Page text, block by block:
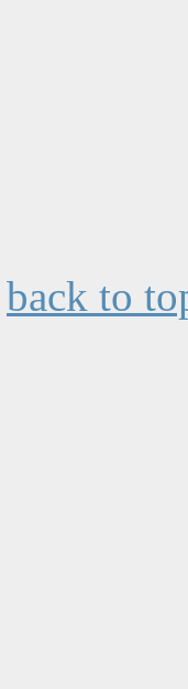
back to